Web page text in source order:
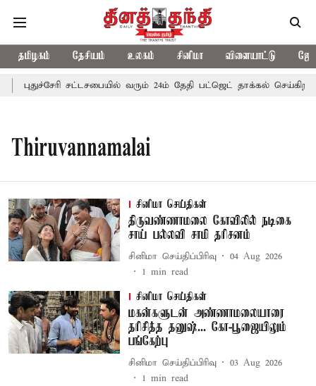
தமிழகம் தேசியம் உலகம் சினிமா விளையாட்டு
புதுச்சேரி சட்டசபையில் வரும் 24ம் தேதி பட்ஜெட் தாக்கல்
Thiruvannamalai
சினிமா செய்திகள்
திருவண்ணாமலை கோவிலில் நடிகை
சாய் பல்லவி சாமி தரிசனம்
சினிமா செய்திப்பிரிவு
04 Aug 2026
1 min read
சினிமா செய்திகள்
மகன்களுடன் அண்ணாமலையாரை
தரிசித்த தனுஷ்... கோ-பூஜையிலும்
பங்கேற்பு
சினிமா செய்திப்பிரிவு
03 Aug 2026
1 min read